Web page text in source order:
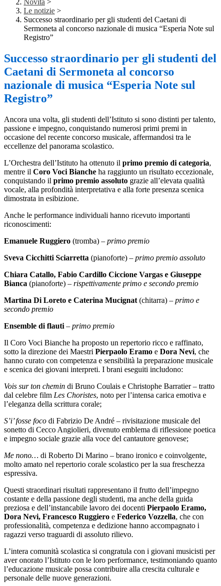
Novità >
Le notizie >
Successo straordinario per gli studenti del Caetani di
Sermoneta al concorso nazionale di musica “Esperia Note sul
Registro”
Successo straordinario per gli studenti del
Caetani di Sermoneta al concorso
nazionale di musica “Esperia Note sul
Registro”
Ancora una volta, gli studenti dell’Istituto si sono distinti per talento,
passione e impegno, conquistando numerosi primi premi in
occasione del recente concorso musicale, affermandosi tra le
eccellenze del panorama scolastico.
L’Orchestra dell’Istituto ha ottenuto il primo premio di categoria,
mentre il Coro Voci Bianche ha raggiunto un risultato eccezionale,
conquistando il primo premio assoluto grazie all’elevata qualità
vocale, alla profondità interpretativa e alla forte presenza scenica
dimostrata in esibizione.
Anche le performance individuali hanno ricevuto importanti
riconoscimenti:
Emanuele Ruggiero (tromba) – primo premio
Sveva Cicchitti Sciarretta (pianoforte) – primo premio assoluto
Chiara Catallo, Fabio Cardillo Ciccione Vargas e Giuseppe
Bianca (pianoforte) – rispettivamente primo e secondo premio
Martina Di Loreto e Caterina Mucignat (chitarra) – primo e
secondo premio
Ensemble di flauti – primo premio
Il Coro Voci Bianche ha proposto un repertorio ricco e raffinato,
sotto la direzione dei Maestri Pierpaolo Eramo e Dora Nevi, che
hanno curato con competenza e sensibilità la preparazione musicale
e scenica dei giovani interpreti. I brani eseguiti includono:
Vois sur ton chemin di Bruno Coulais e Christophe Barratier – tratto
dal celebre film Les Choristes, noto per l’intensa carica emotiva e
l’eleganza della scrittura corale;
S’i’ fosse foco di Fabrizio De André – rivisitazione musicale del
sonetto di Cecco Angiolieri, divenuto emblema di riflessione poetica
e impegno sociale grazie alla voce del cantautore genovese;
Me nono… di Roberto Di Marino – brano ironico e coinvolgente,
molto amato nel repertorio corale scolastico per la sua freschezza
espressiva.
Questi straordinari risultati rappresentano il frutto dell’impegno
costante e della passione degli studenti, ma anche della guida
preziosa e dell’instancabile lavoro dei docenti Pierpaolo Eramo,
Dora Nevi, Francesco Ruggiero e Federico Vozzella, che con
professionalità, competenza e dedizione hanno accompagnato i
ragazzi verso traguardi di assoluto rilievo.
L’intera comunità scolastica si congratula con i giovani musicisti per
aver onorato l’Istituto con le loro performance, testimoniando quanto
l’educazione musicale possa contribuire alla crescita culturale e
personale delle nuove generazioni.